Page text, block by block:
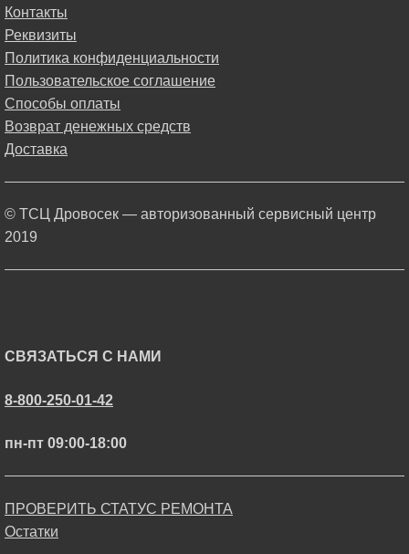
Контакты
Реквизиты
Политика конфиденциальности
Пользовательское соглашение
Способы оплаты
Возврат денежных средств
Доставка
© ТСЦ Дровосек — авторизованный сервисный центр
2019
СВЯЗАТЬСЯ С НАМИ
8-800-250-01-42
пн-пт 09:00-18:00
ПРОВЕРИТЬ СТАТУС РЕМОНТА
Остатки